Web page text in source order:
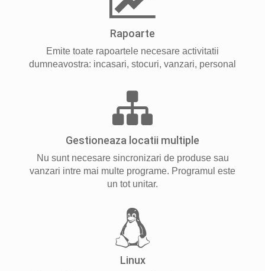
Rapoarte
Emite toate rapoartele necesare activitatii
dumneavostra: incasari, stocuri, vanzari, personal
Gestioneaza locatii multiple
Nu sunt necesare sincronizari de produse sau
vanzari intre mai multe programe. Programul este
un tot unitar.
Linux